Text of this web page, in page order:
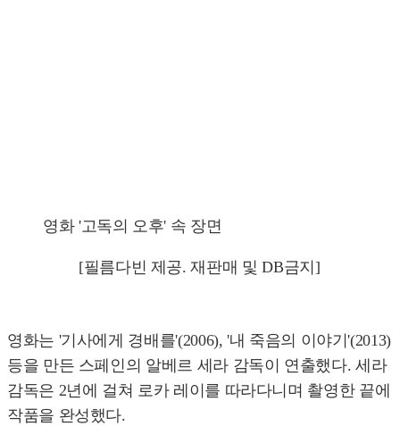
영화 '고독의 오후' 속 장면
[필름다빈 제공. 재판매 및 DB금지]
영화는 '기사에게 경배를'(2006), '내 죽음의 이야기'(2013)
등을 만든 스페인의 알베르 세라 감독이 연출했다. 세라
감독은 2년에 걸쳐 로카 레이를 따라다니며 촬영한 끝에
작품을 완성했다.